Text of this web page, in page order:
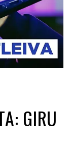
GIRU